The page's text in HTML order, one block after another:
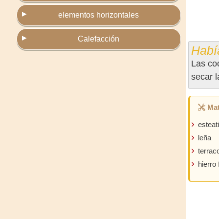
elementos horizontales
Calefacción
Las
secar
leña
hierro